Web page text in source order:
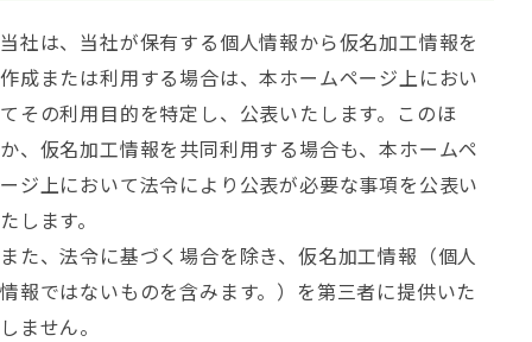
当社は、当社が保有する個人情報から仮名加工情報を
作成または利用する場合は、本ホームページ上におい
てその利用目的を特定し、公表いたします。このほ
か、仮名加工情報を共同利用する場合も、本ホームペ
ージ上において法令により公表が必要な事項を公表い
たします。
また、法令に基づく場合を除き、仮名加工情報（個人
情報ではないものを含みます。）を第三者に提供いた
しません。